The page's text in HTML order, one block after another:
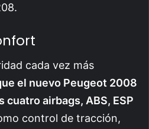
cada vez más
el nuevo Peugeot 2008
cuatro airbags, ABS, ESP
control de tracción,